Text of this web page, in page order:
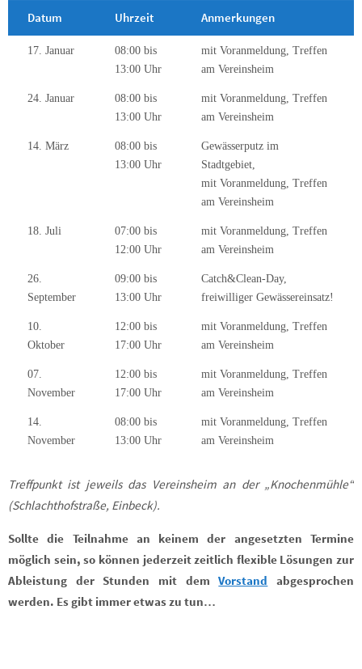
Datum Uhrzeit Anmerkungen
17. Januar
08:00 bis
13:00 Uhr
mit Voranmeldung, Treffen
am Vereinsheim
24. Januar
08:00 bis
13:00 Uhr
mit Voranmeldung, Treffen
am Vereinsheim
14. März
08:00 bis
13:00 Uhr
Gewässerputz im
Stadtgebiet,
mit Voranmeldung, Treffen
am Vereinsheim
18. Juli
07:00 bis
12:00 Uhr
mit Voranmeldung, Treffen
am Vereinsheim
26.
September
09:00 bis
13:00 Uhr
Catch&Clean-Day,
freiwilliger Gewässereinsatz!
10.
Oktober
12:00 bis
17:00 Uhr
mit Voranmeldung, Treffen
am Vereinsheim
07.
November
12:00 bis
17:00 Uhr
mit Voranmeldung, Treffen
am Vereinsheim
14.
November
08:00 bis
13:00 Uhr
mit Voranmeldung, Treffen
am Vereinsheim
Treffpunkt ist jeweils das Vereinsheim an der „Knochenmühle“
(Schlachthofstraße, Einbeck).
Sollte die Teilnahme an keinem der angesetzten Termine
möglich sein, so können jederzeit zeitlich flexible Lösungen zur
Ableistung der Stunden mit demVorstand abgesprochen
werden. Es gibt immer etwas zu tun…